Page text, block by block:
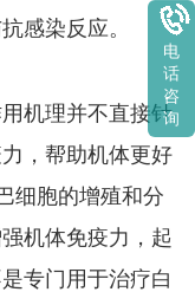
感染反应。
机理并不直接针
，帮助机体更好
细胞的增殖和分
机体免疫力，起
专门用于治疗白
电
话
咨
询